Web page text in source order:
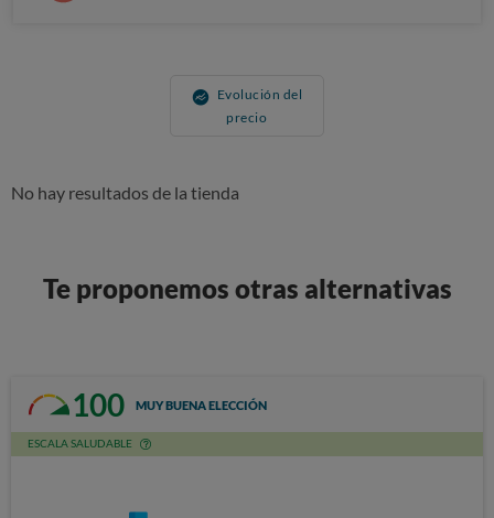
Evolución del
precio
No hay resultados de la tienda
Te proponemos otras alternativas
100 MUY BUENA ELECCIÓN
ESCALA SALUDABLE